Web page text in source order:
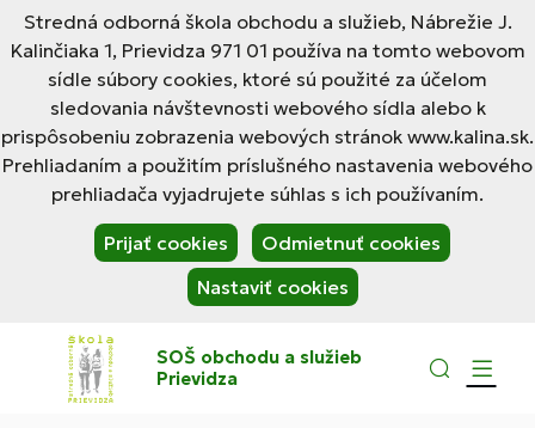
Stredná odborná škola obchodu a služieb, Nábrežie J.
Kalinčiaka 1, Prievidza 971 01 používa na tomto webovom
sídle súbory cookies, ktoré sú použité za účelom
sledovania návštevnosti webového sídla alebo k
prispôsobeniu zobrazenia webových stránok www.kalina.sk.
Prehliadaním a použitím príslušného nastavenia webového
prehliadača vyjadrujete súhlas s ich používaním.
Prijať cookies
Odmietnuť cookies
Nastaviť cookies
SOŠ obchodu a služieb
Prievidza